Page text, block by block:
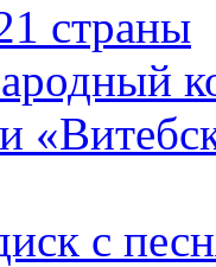
страны
с